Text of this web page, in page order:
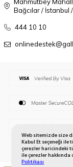
Web sitemizde size
Kabul Et seçeneği
çerezler haricindeki
ile çerezler
Politikası
Bağcılar / İstanbul
444 10 10